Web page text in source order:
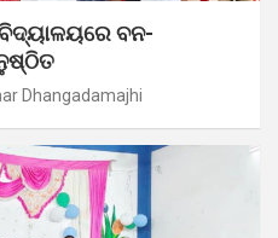
ବନ-
Dhangadamajhi